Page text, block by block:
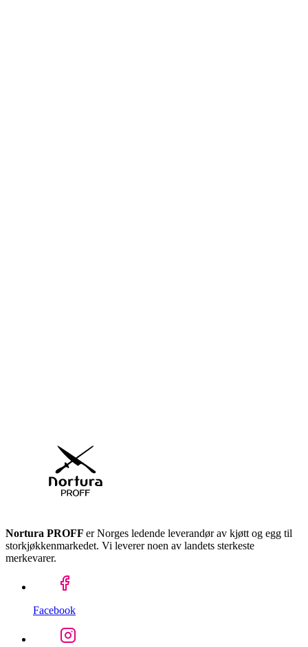
Nortura PROFF er Norges ledende leverandør av kjøtt og egg til
storkjøkkenmarkedet. Vi leverer noen av landets sterkeste
merkevarer.
Facebook